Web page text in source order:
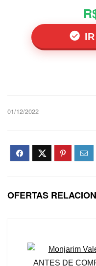
01/12/2022
OFERTAS